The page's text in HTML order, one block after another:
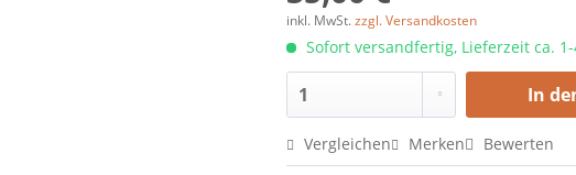
inkl. MwSt.zzgl. Versandkosten
Sofort versandfertig, Lieferzeit ca.
In
Vergleichen Merken Bewerten